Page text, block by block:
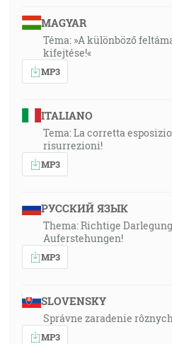
MAGYAR
Téma: »A különböző
kifejtése!«
MP3
ITALIANO
Tema: La corretta
risurrezioni!
MP3
РУССКИЙ ЯЗЫК
Thema: Richtige
Auferstehungen!
MP3
SLOVENSKY
Správne zaradenie
MP3